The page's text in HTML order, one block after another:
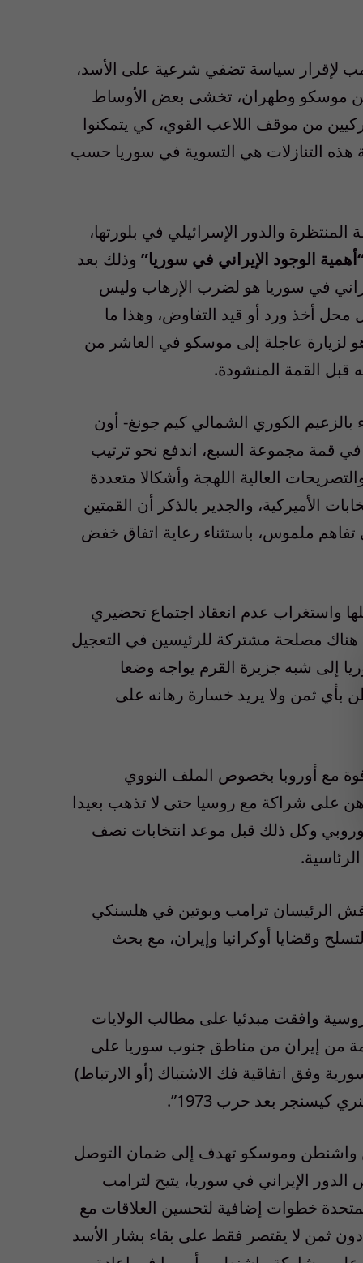
لإقرار سياسة تضفي شرعية على الأسد،
بين موسكو وطهران، تخشى بعض الأوساط
من موقف اللاعب القوي، كي يتمكنوا
هذه التنازلات هي التسوية في سوريا حسب
والدور الإسرائيلي في بلورتها،
الوجود الإيراني في سوريا” وذلك بعد
في سوريا هو لضرب الإرهاب وليس
محل أخذ ورد أو قيد التفاوض، وهذا ما
لزيارة عاجلة إلى موسكو في العاشر من
قبل القمة المنشودة.
بالزعيم الكوري الشمالي كيم جونغ- أون
في قمة مجموعة السبع، اندفع نحو ترتيب
العالية اللهجة وأشكالا متعددة
الأميركية، والجدير بالذكر أن القمتين
ملموس، باستثناء رعاية اتفاق خفض
واستغراب عدم انعقاد اجتماع تحضيري
هناك مصلحة مشتركة للرئيسين في التعجيل
إلى شبه جزيرة القرم يواجه وضعا
بأي ثمن ولا يريد خسارة رهانه على
مع أوروبا بخصوص الملف النووي
على شراكة مع روسيا حتى لا تذهب بعيدا
وكل ذلك قبل موعد انتخابات نصف
الرئيسان ترامب وبوتين في هلسنكي
وقضايا أوكرانيا وإيران، مع بحث
وافقت مبدئيا على مطالب الولايات
من إيران من مناطق جنوب سوريا على
وفق اتفاقية فك الاشتباك (أو الارتباط)
واشنطن وموسكو تهدف إلى ضمان التوصل
الإيراني في سوريا، يتيح لترامب
خطوات إضافية لتحسين العلاقات مع
ثمن لا يقتصر فقط على بقاء بشار الأسد